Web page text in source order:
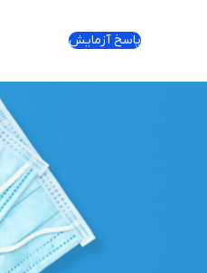
پاسخ آزمایش